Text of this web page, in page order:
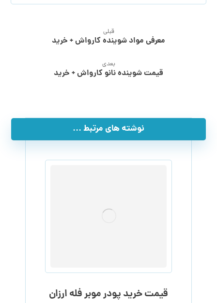
قبلی
معرفی مواد شوینده کارواش + خرید
بعدی
قیمت شوینده نانو کارواش + خرید
نوشته های مرتبط ...
قیمت خرید پودر موبر فله ارزان